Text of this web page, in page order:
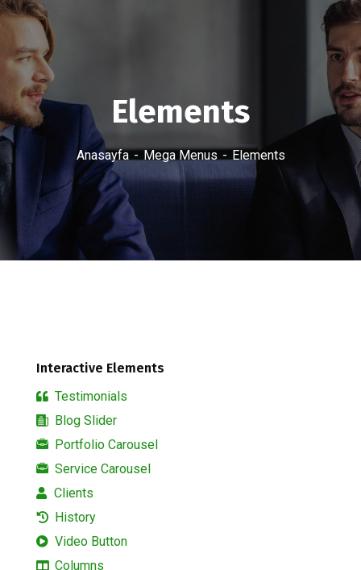
Elements
Anasayfa Mega Menus Elements
Interactive Elements
Testimonials
Blog Slider
Portfolio Carousel
Service Carousel
Clients
History
Video Button
Columns